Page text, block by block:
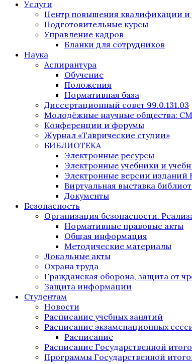
Услуги
Центр повышения квалификации и
Подготовительные курсы
Управление кадров
Бланки для сотрудников
Наука
Аспирантура
Обучение
Положения
Нормативная база
Диссертационный совет 99.0.131.03
Молодёжные научные общества:
Конференции и форумы
Журнал «Таврические студии»
БИБЛИОТЕКА
Электронные ресурсы
Электронные учебники и
Электронные версии
Виртуальная выставка
Документы
Безопасность
Организация безопасности.
Нормативные правовые акты
Общая информация
Методические материалы
Локальные акты
Охрана труда
Гражданская оборона, защита от
Защита информации
Студентам
Новости
Расписание учебных занятий
Расписание экзаменационных
Расписание
Расписание Государственной
Программы Государственной